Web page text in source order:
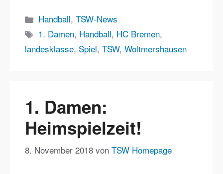
Kategorien
Handball,TSW-News
Schlagwörter
1. Damen, Handball, HC Bremen,
landesklasse, Spiel, TSW, Woltmershausen
1. Damen:
Heimspielzeit!
8. November 2018 von TSW Homepage